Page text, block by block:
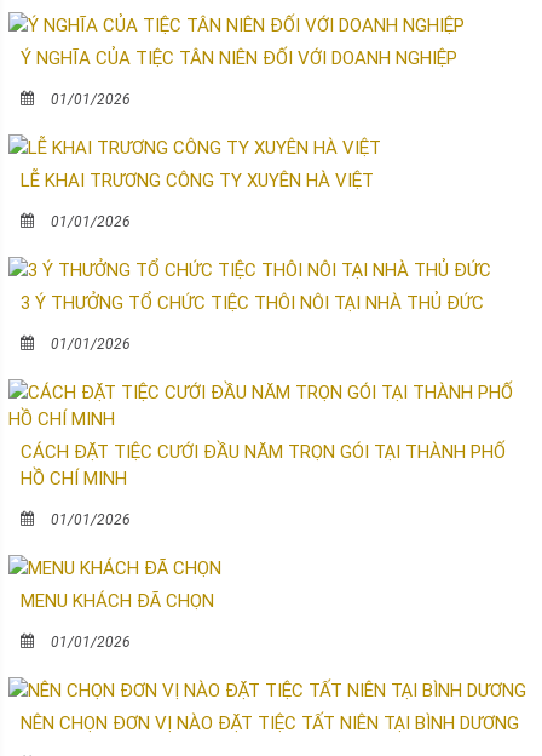
Ý NGHĨA CỦA TIỆC TÂN NIÊN ĐỐI VỚI DOANH NGHIỆP
01/01/2026
LỄ KHAI TRƯƠNG CÔNG TY XUYÊN HÀ VIỆT
01/01/2026
3 Ý THƯỞNG TỔ CHỨC TIỆC THÔI NÔI TẠI NHÀ THỦ ĐỨC
01/01/2026
CÁCH ĐẶT TIỆC CƯỚI ĐẦU NĂM TRỌN GÓI TẠI THÀNH PHỐ
HỒ CHÍ MINH
01/01/2026
MENU KHÁCH ĐÃ CHỌN
01/01/2026
NÊN CHỌN ĐƠN VỊ NÀO ĐẶT TIỆC TẤT NIÊN TẠI BÌNH DƯƠNG